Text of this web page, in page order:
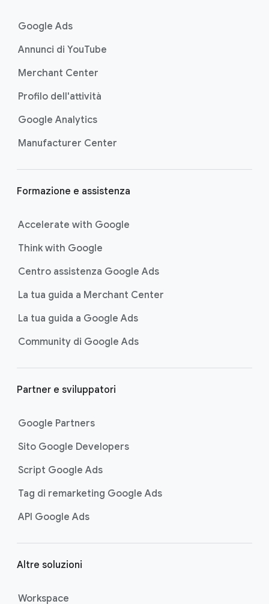
Google Ads
Annunci di YouTube
Merchant Center
Profilo dell'attività
Google Analytics
Manufacturer Center
Formazione e assistenza
Accelerate with Google
Think with Google
Centro assistenza Google Ads
La tua guida a Merchant Center
La tua guida a Google Ads
Community di Google Ads
Partner e sviluppatori
Google Partners
Sito Google Developers
Script Google Ads
Tag di remarketing Google Ads
API Google Ads
Altre soluzioni
Workspace